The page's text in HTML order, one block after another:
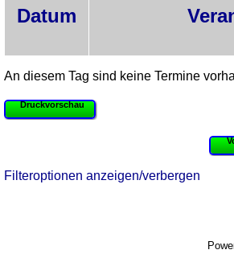
Datum
An diesem Tag sind keine Termine
Druckvorschau
Filteroptionen anzeigen/verbergen